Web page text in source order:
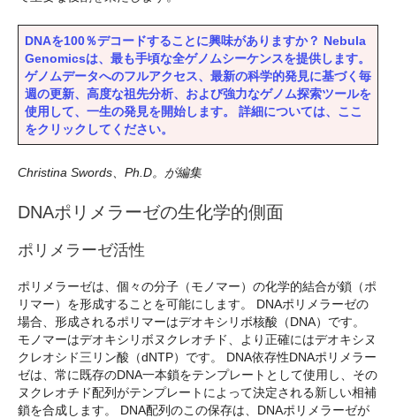
DNAを100％デコードすることに興味がありますか？ Nebula
Genomicsは、最も手頃な全ゲノムシーケンスを提供します。
ゲノムデータへのフルアクセス、最新の科学的発見に基づく毎
週の更新、高度な祖先分析、および強力なゲノム探索ツールを
使用して、一生の発見を開始します。 詳細については、ここ
をクリックしてください。
Christina Swords、Ph.D。が編集
DNAポリメラーゼの生化学的側面
ポリメラーゼ活性
ポリメラーゼは、個々の分子（モノマー）の化学的結合が鎖（ポ
リマー）を形成することを可能にします。 DNAポリメラーゼの
場合、形成されるポリマーはデオキシリボ核酸（DNA）です。
モノマーはデオキシリボヌクレオチド、より正確にはデオキシヌ
クレオシド三リン酸（dNTP）です。 DNA依存性DNAポリメラー
ゼは、常に既存のDNA一本鎖をテンプレートとして使用し、その
ヌクレオチド配列がテンプレートによって決定される新しい相補
鎖を合成します。 DNA配列のこの保存は、DNAポリメラーゼが